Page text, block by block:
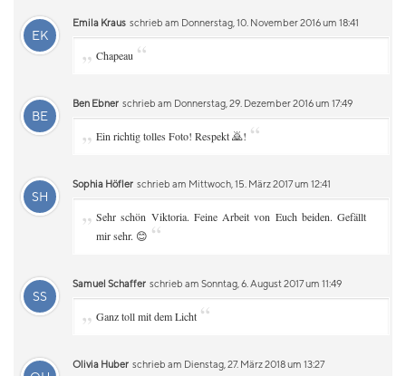
EK
Emila Kraus schrieb am Donnerstag, 10. November 2016 um 18:41
„ Chapeau “
BE
Ben Ebner schrieb am Donnerstag, 29. Dezember 2016 um 17:49
„ Ein richtig tolles Foto! Respekt 🙇! “
SH
Sophia Höfler schrieb am Mittwoch, 15. März 2017 um 12:41
„ Sehr schön Viktoria. Feine Arbeit von Euch beiden. Gefällt
mir sehr. 😊 “
SS
Samuel Schaffer schrieb am Sonntag, 6. August 2017 um 11:49
„ Ganz toll mit dem Licht “
Olivia Huber schrieb am Dienstag, 27. März 2018 um 13:27